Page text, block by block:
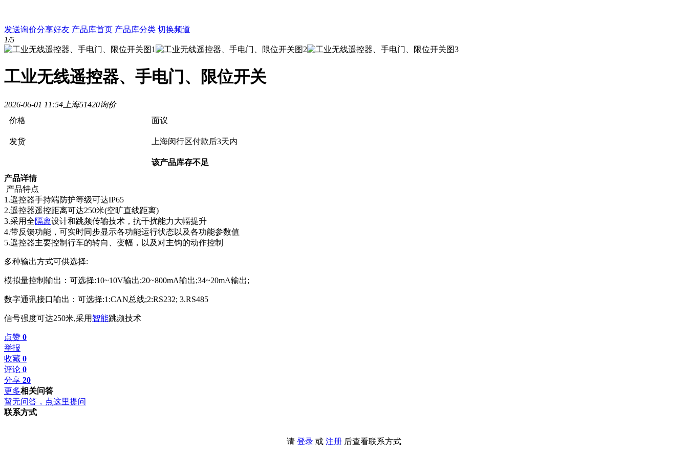
发送询价分享好友 产品库首页 产品库分类 切换频道
1/5
工业无线遥控器、手电门、限位开关
2026-06-01 11:54 上海51420询价
价格
面议
发货 上海闵行区付款后3天内
该产品库存不足
产品详情
产品特点
1.遥控器手持端防护等级可达IP65
2.遥控器遥控距离可达250米(空旷直线距离)
3.采用全隔离设计和跳频传输技术，抗干扰能力大幅提升
4.带反馈功能，可实时同步显示各功能运行状态以及各功能参数值
5.遥控器主要控制行车的转向、变幅，以及对主钩的动作控制
多种输出方式可供选择:
模拟量控制输出：可选择:10~10V输出;20~800mA输出;34~20mA输出;
数字通讯接口输出：可选择:1:CAN总线;2:RS232; 3.RS485
信号强度可达250米,采用 智能跳频技术
点赞 0
举报
收藏 0
评论 0
分享 20
更多相关问答
暂无问答，点这里提问
联系方式
请 登录 或 注册 后查看联系方式